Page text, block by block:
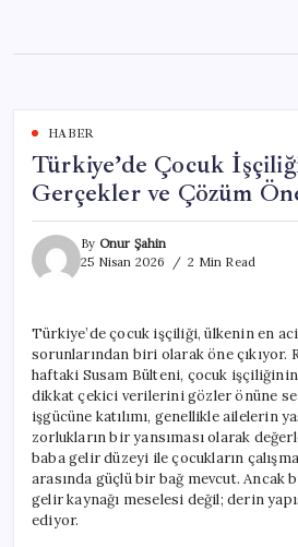
content
HABER
Türkiye’de Çocuk
Gerçekler ve Çözüm
By Onur Şahin
25 Nisan 2026
2 Min Read
Türkiye’de çocuk işçiliği, ülkenin en
sorunlarından biri olarak öne çıkıyor.
haftaki Susam Bülteni, çocuk işçiliğinin
dikkat çekici verilerini gözler önüne
işgücüne katılımı, genellikle ailelerin
zorlukların bir yansıması olarak
baba gelir düzeyi ile çocukların
arasında güçlü bir bağ mevcut. Ancak
gelir kaynağı meselesi değil; derin
ediyor.